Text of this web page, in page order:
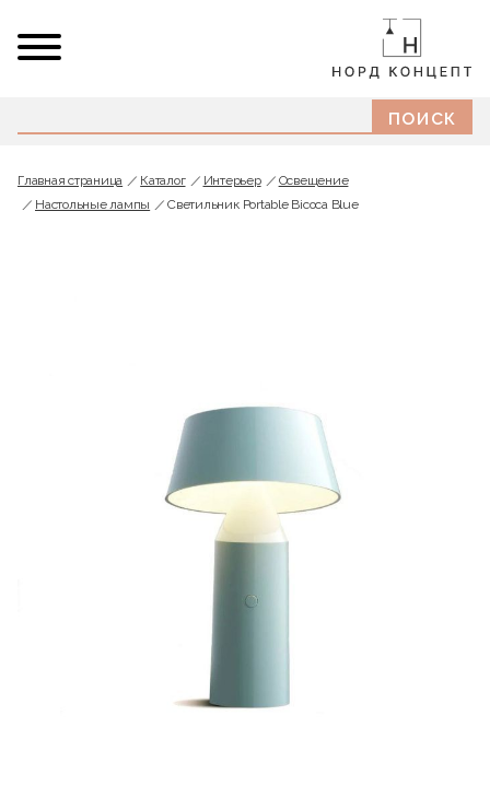
Главная страница Каталог Интерьер
Освещение
Настольные лампы
Светильник Portable Bicoca Blue